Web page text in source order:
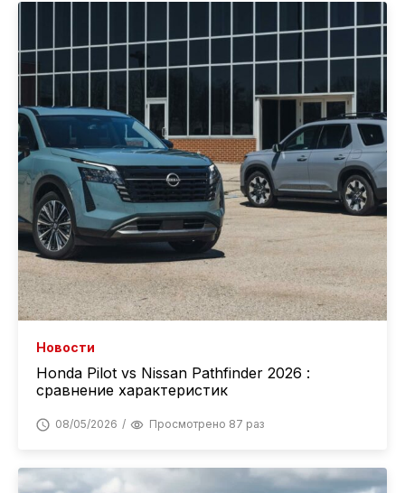
Новости
Honda Pilot vs Nissan Pathfinder 2026 :
сравнение характеристик
08/05/2026 Просмотрено 87 раз